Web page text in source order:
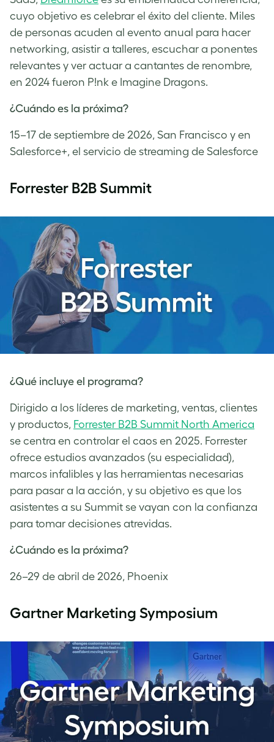
cuyo objetivo es celebrar el éxito del cliente. Miles
de personas acuden al evento anual para hacer
networking, asistir a talleres, escuchar a ponentes
relevantes y ver actuar a cantantes de renombre,
en 2024 fueron P!nk e Imagine Dragons.
¿Cuándo es la próxima?
15–17 de septiembre de 2026, San Francisco y en
Salesforce+, el servicio de streaming de Salesforce
Forrester B2B Summit
¿Qué incluye el programa?
Dirigido a los líderes de marketing, ventas, clientes
y productos, Forrester B2B Summit North America
se centra en controlar el caos en 2025. Forrester
ofrece estudios avanzados (su especialidad),
marcos infalibles y las herramientas necesarias
para pasar a la acción, y su objetivo es que los
asistentes a su Summit se vayan con la confianza
para tomar decisiones atrevidas.
¿Cuándo es la próxima?
26–29 de abril de 2026, Phoenix
Gartner Marketing Symposium